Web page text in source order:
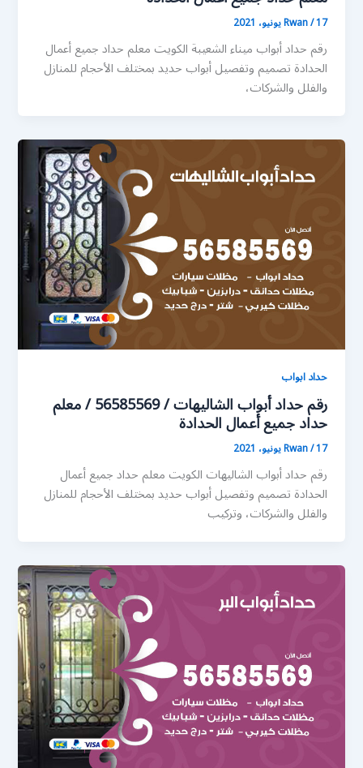
Rwan/17 يونيو، 2021
رقم حداد أبواب ميناء الشعيبة الكويت معلم حداد جميع أعمال
الحدادة تصميم وتفصيل أبواب حديد بمختلف الأحجام للمنازل
والفلل والشركات،
حداد ابواب
رقم حداد أبواب الشاليهات / 56585569 / معلم
حداد جميع أعمال الحدادة
Rwan/17 يونيو، 2021
رقم حداد أبواب الشاليهات الكويت معلم حداد جميع أعمال
الحدادة تصميم وتفصيل أبواب حديد بمختلف الأحجام للمنازل
والفلل والشركات، وتركيب